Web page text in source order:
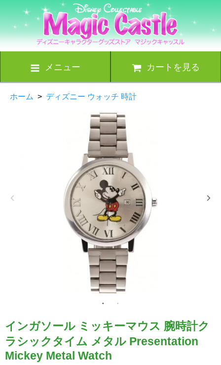
メニュー カートを見る
ホーム > ディズニー ウォッチ 時計
インガソール ミッキーマウス 腕時計ク
ラシックタイム メタル Presentation
Mickey Metal Watch